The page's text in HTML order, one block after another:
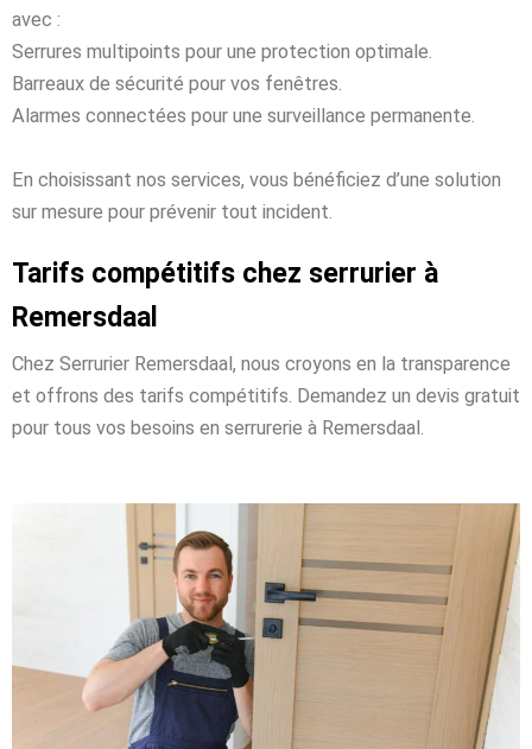
avec :
Serrures multipoints pour une protection optimale.
Barreaux de sécurité pour vos fenêtres.
Alarmes connectées pour une surveillance permanente.
En choisissant nos services, vous bénéficiez d’une solution
sur mesure pour prévenir tout incident.
Tarifs compétitifs chez serrurier à
Remersdaal
Chez Serrurier Remersdaal, nous croyons en la transparence
et offrons des tarifs compétitifs. Demandez un devis gratuit
pour tous vos besoins en serrurerie à Remersdaal.